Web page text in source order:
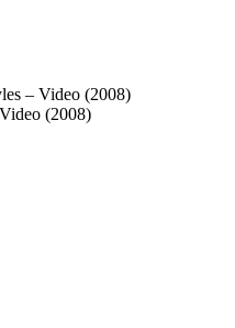
– Video (2008)
(2008)